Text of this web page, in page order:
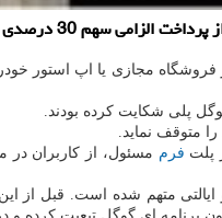
ای خود به این شرکت شود.
پلی شکایت کرده بودند.
متوقف نماید.
پلت فرم مسئول، از کاربران در
متهم شده است. قبل